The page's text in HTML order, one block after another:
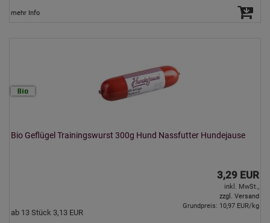
mehr Info
Bio Geflügel Trainingswurst 300g Hund Nassfutter Hundejause
3,29 EUR
inkl. MwSt.,
zzgl. Versand
ab 13 Stück 3,13 EUR
Grundpreis: 10,97 EUR/kg